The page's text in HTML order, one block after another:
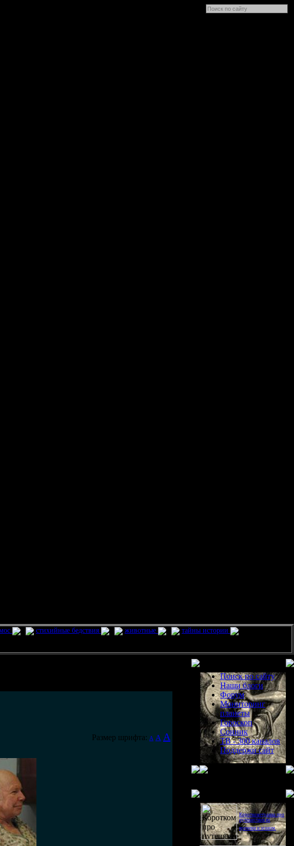
стихийные бедствия животные
тайны истории
Размер шрифта: A A A
Поиск по сайту
Наши блоги
Форум
Мониторинг
планеты
Гороскоп
Сонник
ТВ - 300 каналов
Поддержи сайт
Короткометражка про
путешествия во
времени и эгоизм.